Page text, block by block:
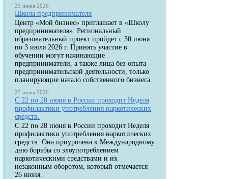
25 июня 2026
Школа предпринимателя
Центр «Мой бизнес» приглашает в «Школу
предпринимателя». Региональный
образовательный проект пройдет с 30 июня
по 3 июля 2026 г. Принять участие в
обучении могут начинающие
предприниматели, а также лица без опыта
предпринимательской деятельности, только
планирующие начало собственного бизнеса.
25 июня 2026
С 22 по 28 июня в России проходит Неделя
профилактики употребления наркотических
средств.
С 22 по 28 июня в России проходит Неделя
профилактики употребления наркотических
средств. Она приурочена к Международному
дню борьбы со злоупотреблением
наркотическими средствами и их
незаконным оборотом, который отмечается
26 июня.